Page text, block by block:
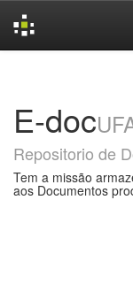
E-doc
Repositorio de
Tem a missão
aos Documentos